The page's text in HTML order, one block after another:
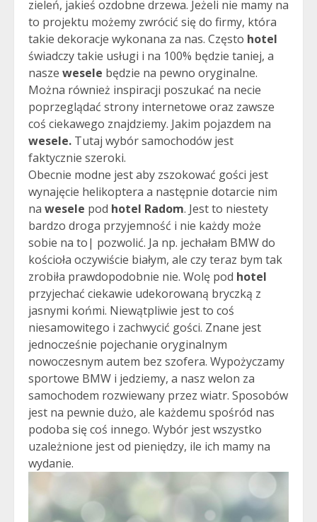
zieleń, jakieś ozdobne drzewa. Jeżeli nie mamy na
to projektu możemy zwrócić się do firmy, która
takie dekoracje wykonana za nas. Często hotel
świadczy takie usługi i na 100% będzie taniej, a
nasze wesele będzie na pewno oryginalne.
Można również inspiracji poszukać na necie
poprzeglądać strony internetowe oraz zawsze
coś ciekawego znajdziemy. Jakim pojazdem na
wesele. Tutaj wybór samochodów jest
faktycznie szeroki.
Obecnie modne jest aby zszokować gości jest
wynajęcie helikoptera a następnie dotarcie nim
na wesele pod hotel Radom. Jest to niestety
bardzo droga przyjemność i nie każdy może
sobie na to| pozwolić. Ja np. jechałam BMW do
kościoła oczywiście białym, ale czy teraz bym tak
zrobiła prawdopodobnie nie. Wolę pod hotel
przyjechać ciekawie udekorowaną bryczką z
jasnymi końmi. Niewątpliwie jest to coś
niesamowitego i zachwycić gości. Znane jest
jednocześnie pojechanie oryginalnym
nowoczesnym autem bez szofera. Wypożyczamy
sportowe BMW i jedziemy, a nasz welon za
samochodem rozwiewany przez wiatr. Sposobów
jest na pewnie dużo, ale każdemu spośród nas
podoba się coś innego. Wybór jest wszystko
uzależnione jest od pieniędzy, ile ich mamy na
wydanie.